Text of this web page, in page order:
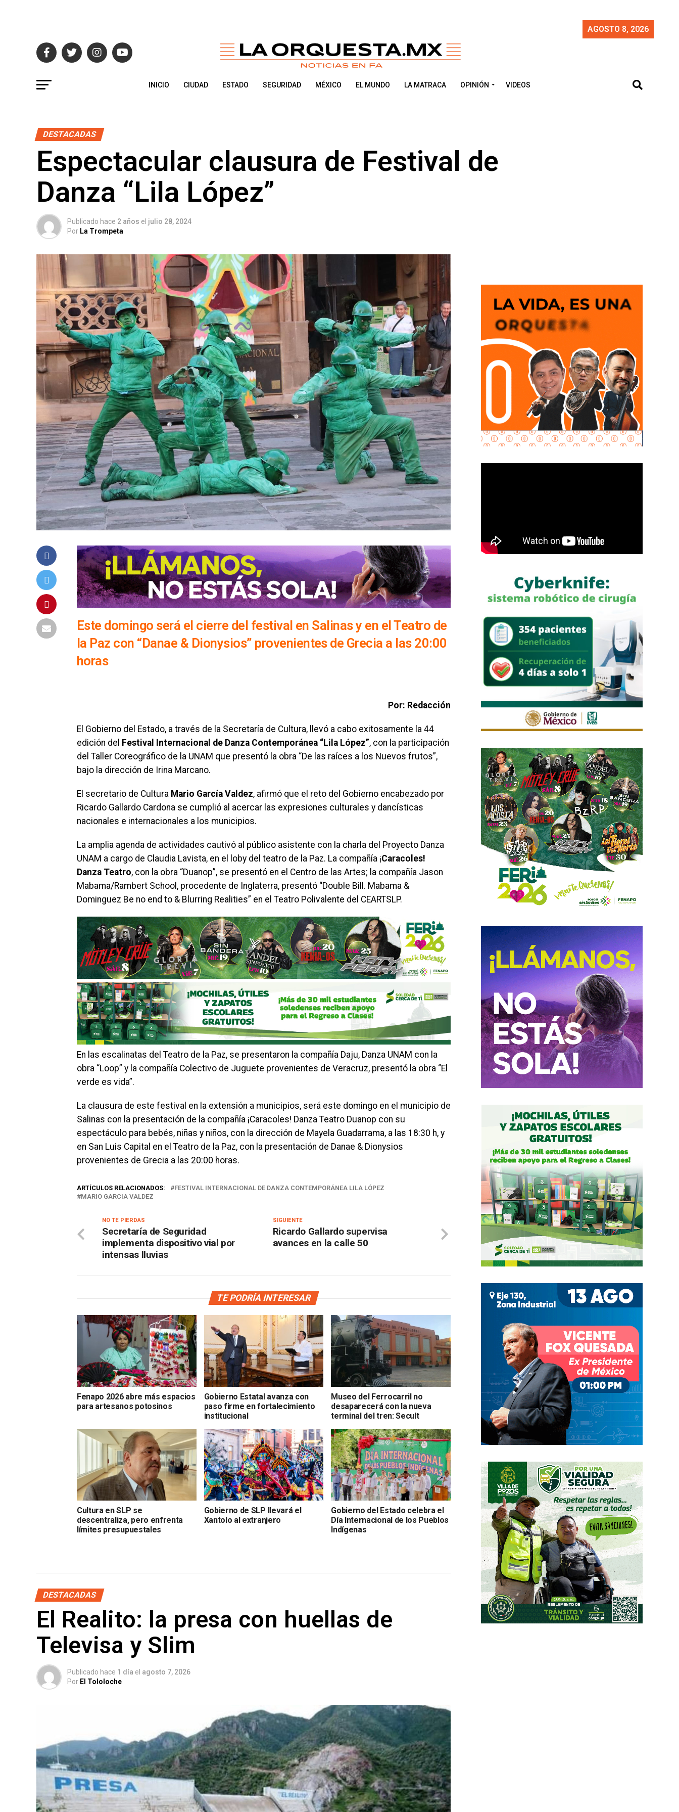
AGOSTO 8, 2026
INICIO CIUDAD ESTADO SEGURIDAD MÉXICO EL MUNDO LA MATRACA OPINIÓN VIDEOS
DESTACADAS
Espectacular clausura de Festival de
Danza “Lila López”
Publicado hace 2 años el julio 28, 2024
Por La Trompeta
Este domingo será el cierre del festival en Salinas y en el Teatro de
la Paz con “Danae & Dionysios” provenientes de Grecia a las 20:00
horas
Por: Redacción
El Gobierno del Estado, a través de la Secretaría de Cultura, llevó a cabo exitosamente la 44
edición del Festival Internacional de Danza Contemporánea “Lila López”, con la participación
del Taller Coreográfico de la UNAM que presentó la obra “De las raíces a los Nuevos frutos”,
bajo la dirección de Irina Marcano.
El secretario de Cultura Mario García Valdez, afirmó que el reto del Gobierno encabezado por
Ricardo Gallardo Cardona se cumplió al acercar las expresiones culturales y dancísticas
nacionales e internacionales a los municipios.
La amplia agenda de actividades cautivó al público asistente con la charla del Proyecto Danza
UNAM a cargo de Claudia Lavista, en el loby del teatro de la Paz. La compañía ¡Caracoles!
Danza Teatro, con la obra “Duanop”, se presentó en el Centro de las Artes; la compañía Jason
Mabama/Rambert School, procedente de Inglaterra, presentó “Double Bill. Mabama &
Dominguez Be no end to & Blurring Realities” en el Teatro Polivalente del CEARTSLP.
En las escalinatas del Teatro de la Paz, se presentaron la compañía Daju, Danza UNAM con la
obra “Loop” y la compañía Colectivo de Juguete provenientes de Veracruz, presentó la obra “El
verde es vida”.
La clausura de este festival en la extensión a municipios, será este domingo en el municipio de
Salinas con la presentación de la compañía ¡Caracoles! Danza Teatro Duanop con su
espectáculo para bebés, niñas y niños, con la dirección de Mayela Guadarrama, a las 18:30 h, y
en San Luis Capital en el Teatro de la Paz, con la presentación de Danae & Dionysios
provenientes de Grecia a las 20:00 horas.
ARTÍCULOS RELACIONADOS:
FESTIVAL INTERNACIONAL DE DANZA CONTEMPORÁNEA LILA LÓPEZ
MARIO GARCIA VALDEZ
SIGUIENTE
Ricardo Gallardo supervisa
avances en la calle 50
NO TE PIERDAS
Secretaría de Seguridad
implementa dispositivo vial por
intensas lluvias
TE PODRÍA INTERESAR
Fenapo 2026 abre más espacios
para artesanos potosinos
Gobierno Estatal avanza con
paso firme en fortalecimiento
institucional
Museo del Ferrocarril no
desaparecerá con la nueva
terminal del tren: Secult
Cultura en SLP se
descentraliza, pero enfrenta
límites presupuestales
Gobierno de SLP llevará el
Xantolo al extranjero
Gobierno del Estado celebra el
Día Internacional de los Pueblos
Indígenas
DESTACADAS
El Realito: la presa con huellas de
Televisa y Slim
Publicado hace 1 día el agosto 7, 2026
Por El Tololoche